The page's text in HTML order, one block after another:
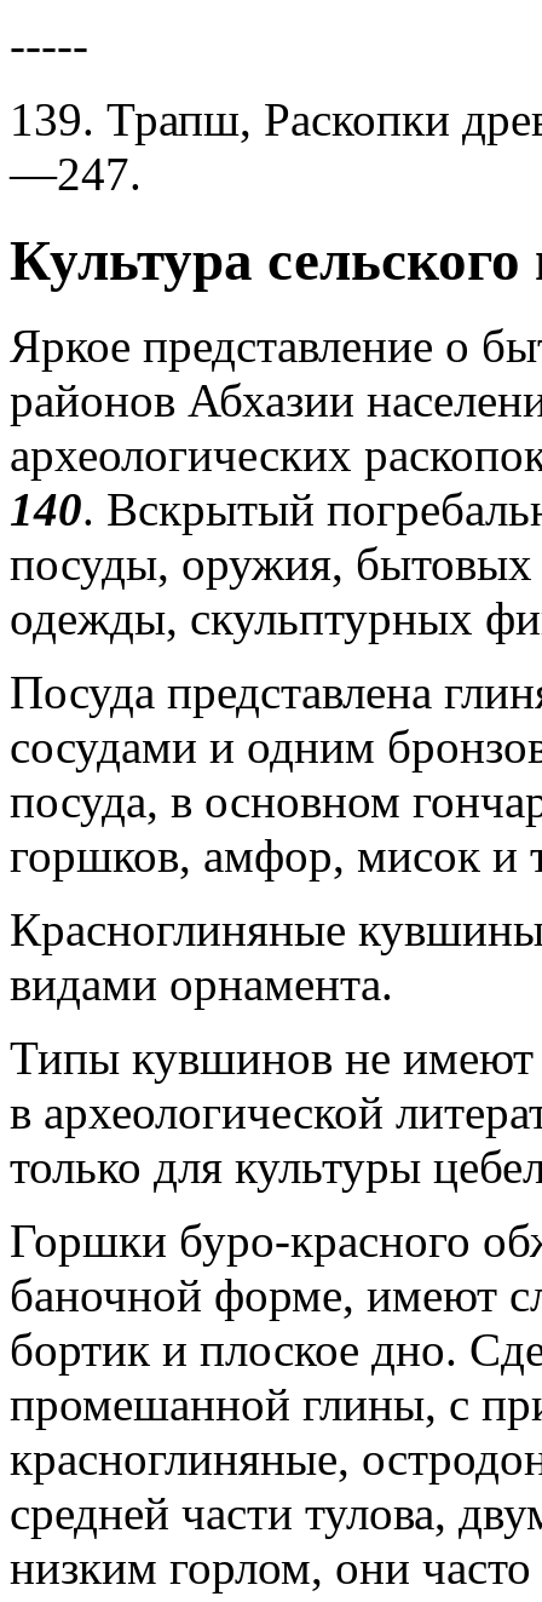
-----
139. Трапш, Раскопки
—247.
Культура сельского
Яркое представление о
районов Абхазии
археологических
140. Вскрытый
посуды, оружия,
одежды, скульптурных
Посуда представлена
сосудами и одним
посуда, в основном
горшков, амфор, мисок и
Красноглиняные
видами орнамента.
Типы кувшинов не имеют
в археологической
только для культуры
Горшки буро-красного
баночной форме, имеют
бортик и плоское дно.
промешанной глины, с
красноглиняные,
средней части тулова,
низким горлом, они